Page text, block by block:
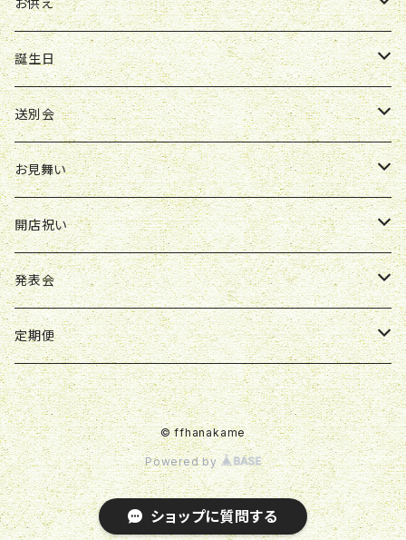
ボックスアレンジ
アレンジ
ボックスアレンジ
胡蝶蘭鉢
スタンド花
お供え
花束
アレンジ
誕生日
花束
アレンジ
ボックスアレンジ
スタンド花
送別会
花束
アレンジ
ボックスアレンジ
お見舞い
花束
アレンジ
ボックスアレンジ
開店祝い
アレンジ
スタンド花
観葉植物
胡蝶蘭鉢
発表会
アレンジ
花束
スタンド花
定期便
花束
© ffhanakame
Powered by
ショップに質問する